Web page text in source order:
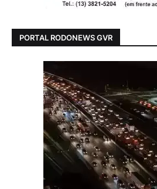
PORTAL RODONEWS GVR